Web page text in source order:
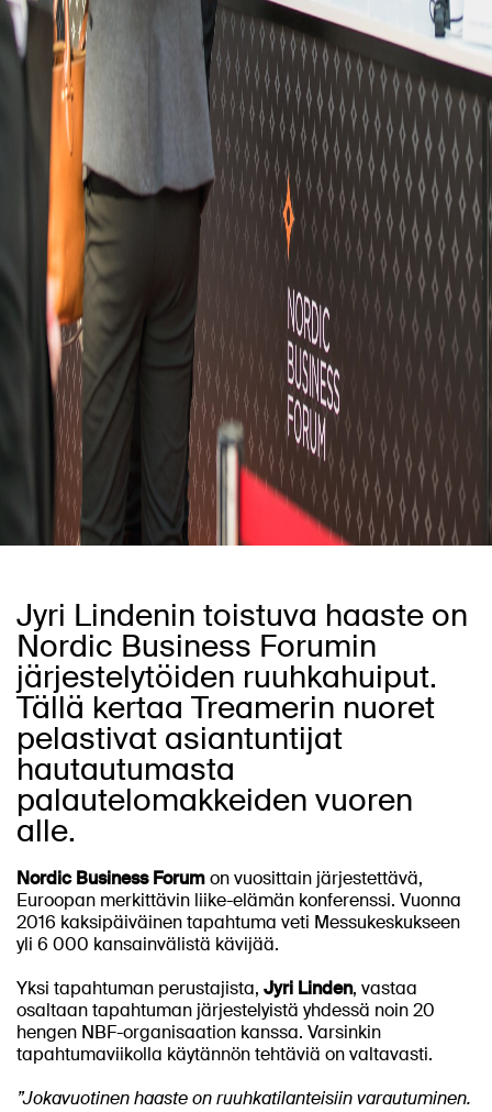
Jyri Lindenin toistuva haaste on
Nordic Business Forumin
järjestelytöiden ruuhkahuiput.
Tällä kertaa Treamerin nuoret
pelastivat asiantuntijat
hautautumasta
palautelomakkeiden vuoren
alle.
Nordic Business Forumon vuosittain järjestettävä,
Euroopan merkittävin liike-elämän konferenssi. Vuonna
2016 kaksipäiväinen tapahtuma veti Messukeskukseen
yli 6 000 kansainvälistä kävijää.
Yksi tapahtuman perustajista, Jyri Linden, vastaa
osaltaan tapahtuman järjestelyistä yhdessä noin 20
hengen NBF-organisaation kanssa. Varsinkin
tapahtumaviikolla käytännön tehtäviä on valtavasti.
”Jokavuotinen haaste on ruuhkatilanteisiin varautuminen.